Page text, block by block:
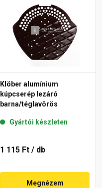
Klöber alumínium
kúpcserép lezáró
barna/téglavörös
Gyártói készleten
1 115 Ft / db
Megnézem